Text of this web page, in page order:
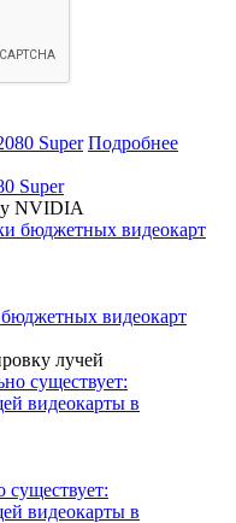
Подробнее
Super
NVIDIA
видеокарт
лучей
существует:
видеокарты в